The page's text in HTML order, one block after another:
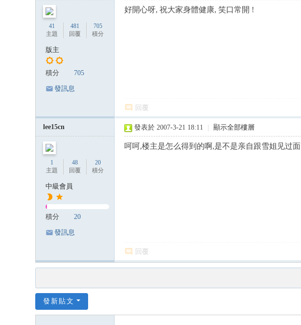
41
主題
481
回覆
705
積分
版主
積分 705
發訊息
好開心呀, 祝大家身體健康, 笑口常開 !
回覆
lee15cn
1
主題
48
回覆
20
積分
中級會員
積分 20
發訊息
發表於 2007-3-21 18:11 顯示全部樓層
呵呵,楼主是怎么得到的啊,是不是亲自跟雪姐见过面
回覆
發新貼文